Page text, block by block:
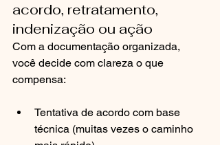
acordo, retratamento,
indenização ou ação
Com a documentação organizada,
você decide com clareza o que
compensa:
Tentativa de acordo com base
técnica (muitas vezes o caminho